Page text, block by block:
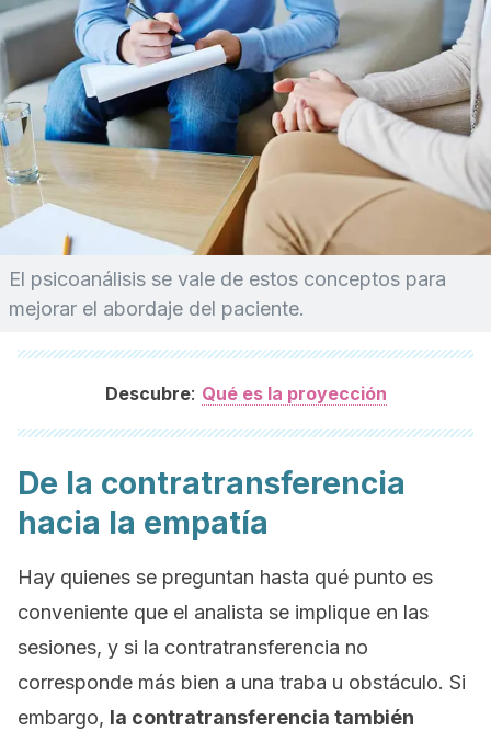
El psicoanálisis se vale de estos conceptos para
mejorar el abordaje del paciente.
Descubre: Qué es la proyección
De la contratransferencia
hacia la empatía
Hay quienes se preguntan hasta qué punto es
conveniente que el analista se implique en las
sesiones, y si la contratransferencia no
corresponde más bien a una traba u obstáculo. Si
embargo, la contratransferencia también